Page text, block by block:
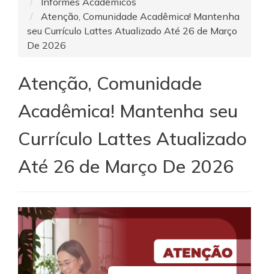
Atenção, Comunidade Acadêmica! Mantenha
seu Currículo Lattes Atualizado Até 26 de Março
De 2026
Atenção, Comunidade
Acadêmica! Mantenha seu
Currículo Lattes Atualizado
Até 26 de Março De 2026